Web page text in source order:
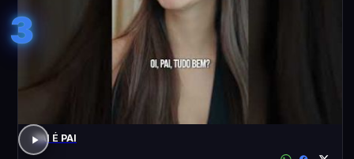
3
PAI É PAI